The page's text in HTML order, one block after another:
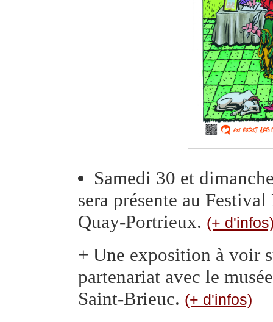
Samedi 30 et
sera présente au
Quay-Portrieux. (+
+ Une exposition à voir
partenariat avec le
Saint-Brieuc. (+ d'infos)